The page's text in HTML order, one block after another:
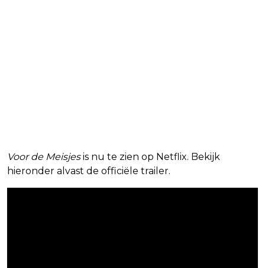
Voor de Meisjesis nu te zien op Netflix. Bekijk
hieronder alvast de officiële trailer.